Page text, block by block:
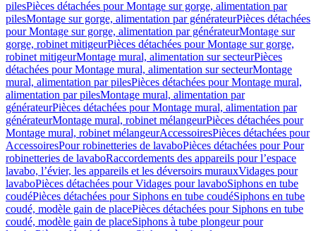
pilesPièces détachées pour Montage sur gorge, alimentation par
pilesMontage sur gorge, alimentation par générateurPièces détachées
pour Montage sur gorge, alimentation par générateurMontage sur
gorge, robinet mitigeurPièces détachées pour Montage sur gorge,
robinet mitigeurMontage mural, alimentation sur secteurPièces
détachées pour Montage mural, alimentation sur secteurMontage
mural, alimentation par pilesPièces détachées pour Montage mural,
alimentation par pilesMontage mural, alimentation par
générateurPièces détachées pour Montage mural, alimentation par
générateurMontage mural, robinet mélangeurPièces détachées pour
Montage mural, robinet mélangeurAccessoiresPièces détachées pour
AccessoiresPour robinetteries de lavaboPièces détachées pour Pour
robinetteries de lavaboRaccordements des appareils pour l’espace
lavabo, l’évier, les appareils et les déversoirs murauxVidages pour
lavaboPièces détachées pour Vidages pour lavaboSiphons en tube
coudéPièces détachées pour Siphons en tube coudéSiphons en tube
coudé, modèle gain de placePièces détachées pour Siphons en tube
coudé, modèle gain de placeSiphons à tube plongeur pour